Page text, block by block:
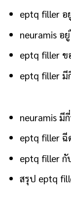
eptq filler อ
neuramis อ
eptq filler ข
eptq filler มี
neuramis มี
eptq filler ฉี
eptq filler กั
สรุป eptq